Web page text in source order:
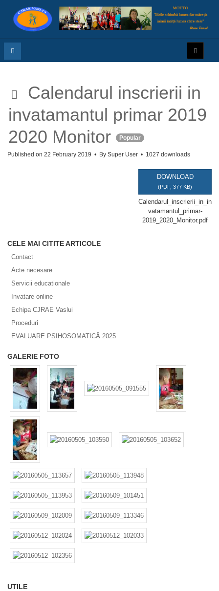
p
d
f
Calendarul inscrierii in
invatamantul primar 2019
2020 Monitor
Popular
Published on 22 February 2019 By Super User 1027 downloads
DOWNLOAD
(PDF, 377 KB)
Calendarul_inscrierii_in_in
vatamantul_primar-
2019_2020_Monitor.pdf
CELE MAI CITITE ARTICOLE
Contact
Acte necesare
Servicii educationale
Invatare online
Echipa CJRAE Vaslui
Proceduri
EVALUARE PSIHOSOMATICĂ 2025
GALERIE FOTO
UTILE